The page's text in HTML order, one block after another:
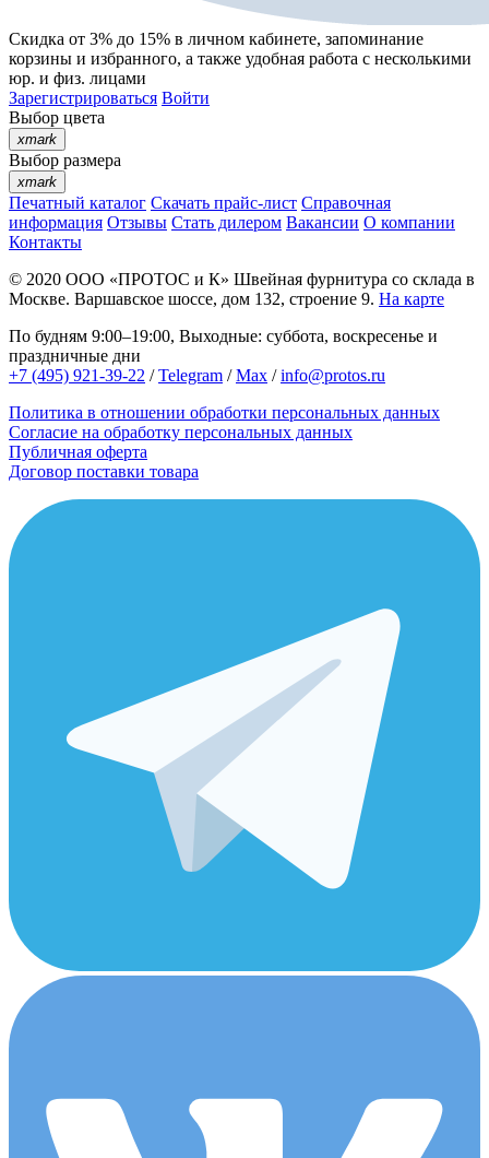
Скидка от 3% до 15% в личном кабинете, запоминание
корзины и избранного, а также удобная работа с несколькими
юр. и физ. лицами
Зарегистрироваться Войти
Выбор цвета
xmark
Выбор размера
xmark
Печатный каталог Скачать прайс-лист Справочная
информация Отзывы Стать дилером Вакансии О компании
Контакты
© 2020 ООО «ПРОТОС и К» Швейная фурнитура со склада в
Москве. Варшавское шоссе, дом 132, строение 9. На карте
По будням 9:00–19:00, Выходные: суббота, воскресенье и
праздничные дни
+7 (495) 921-39-22 /Telegram /Max /info@protos.ru
Политика в отношении обработки персональных данных
Согласие на обработку персональных данных
Публичная оферта
Договор поставки товара